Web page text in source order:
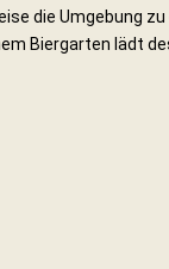
die Umgebung
Biergarten lädt